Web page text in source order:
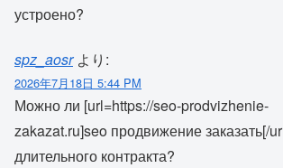
устроено?
spz_aosr より:
2026年7月18日 5:44 PM
Можно ли [url=https://seo-prodvizhenie-
zakazat.ru]seo продвижение заказать[/
длительного контракта?